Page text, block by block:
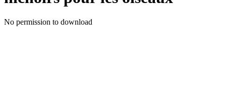
No permission to download